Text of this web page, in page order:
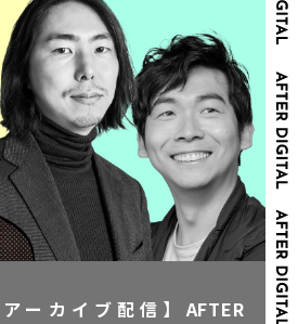
ーカイブ配信】AFTER